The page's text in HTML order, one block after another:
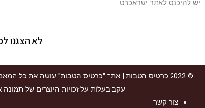
יש להיכנס לאתר ישראכרט
לא הצגנו
© 2022 כרטיס הטבות
עקב בעלות על זכויות היוצרים של
צור קשר